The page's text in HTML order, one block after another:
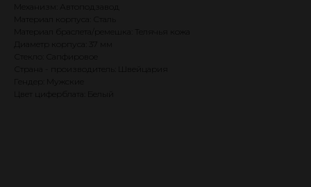
Материал корпуса: Сталь
Материал браслета/ремешка: Телячья кожа
Диаметр корпуса: 37 мм
Стекло: Сапфировое
Гендер: Мужские
Цвет циферблата: Белый